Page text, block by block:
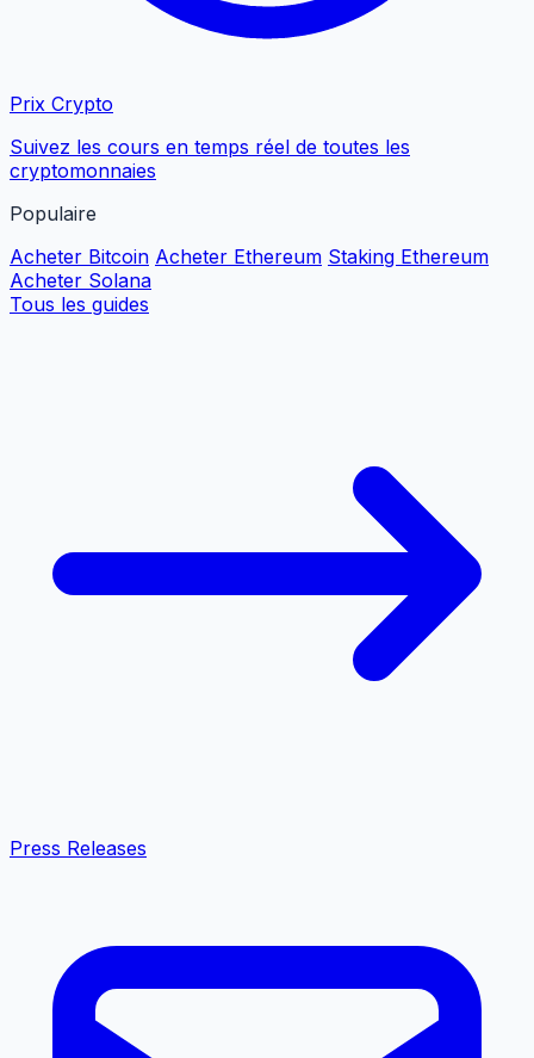
Prix Crypto
Suivez les cours en temps réel de toutes les
cryptomonnaies
Populaire
Acheter Bitcoin Acheter Ethereum Staking Ethereum
Acheter Solana
Tous les guides
Press Releases